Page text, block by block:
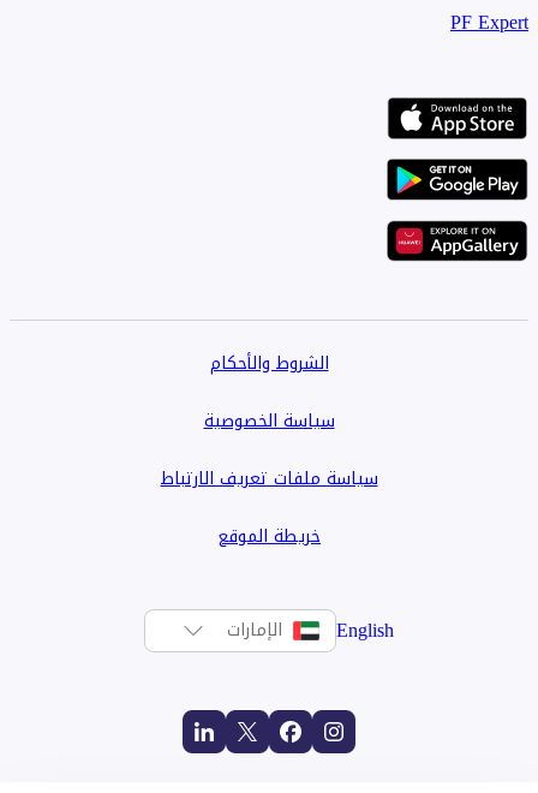
PF Expert
الشروط والأحكام
سياسة الخصوصية
سياسة ملفات تعريف الارتباط
خريطة الموقع
English الإمارات